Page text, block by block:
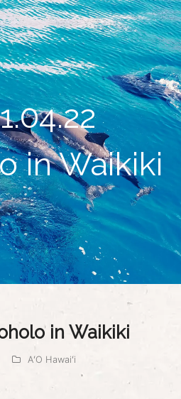
in Waikiki
in Waikiki
AʻO Hawaiʻi